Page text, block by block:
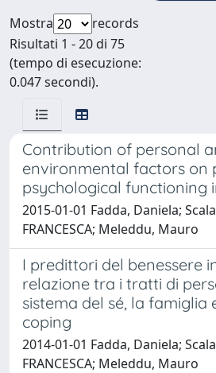
Mostra
records
Risultati 1 - 20 di 75
(tempo di esecuzione:
0.047 secondi).
Contribution of personal
environmental factors on
psychological functioning
2015-01-01 Fadda, Daniela;
FRANCESCA; Meleddu, Mauro
I predittori del benessere
relazione tra i tratti di
sistema del sé, la famiglia
coping
2014-01-01 Fadda, Daniela;
FRANCESCA; Meleddu, Mauro